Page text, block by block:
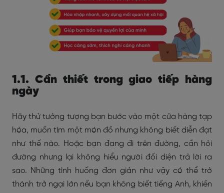
1.1. Cần thiết trong giao tiếp hàng
ngày
Hãy thử tưởng tượng bạn bước vào một cửa hàng tạp
hóa, muốn tìm một món đồ nhưng không biết diễn đạt
như thế nào. Hoặc bạn đang đi trên đường, cần hỏi
đường nhưng lại không hiểu người đối diện trả lời ra
sao. Những tình huống đơn giản như vậy có thể trở
thành trở ngại lớn nếu bạn không biết tiếng Anh, khiến